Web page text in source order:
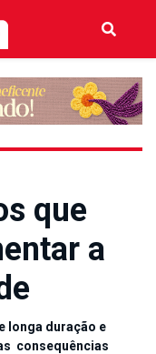
que
a
longa duração e
consequências